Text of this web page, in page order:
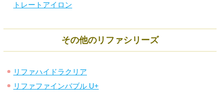
トレートアイロン
その他のリファシリーズ
リファハイドラクリア
リファファインバブル U+